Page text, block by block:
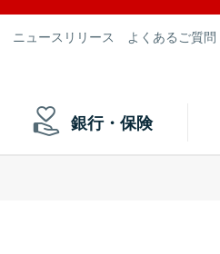
ニュースリリース よくあるご質
銀行・保険